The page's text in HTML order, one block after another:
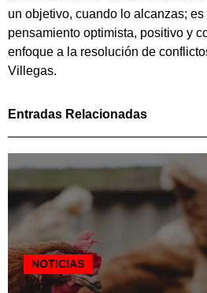
un objetivo, cuando lo alcanzas;
pensamiento optimista, positivo y
enfoque a la resolución de
Villegas.
Entradas Relacionadas
NOTICIAS